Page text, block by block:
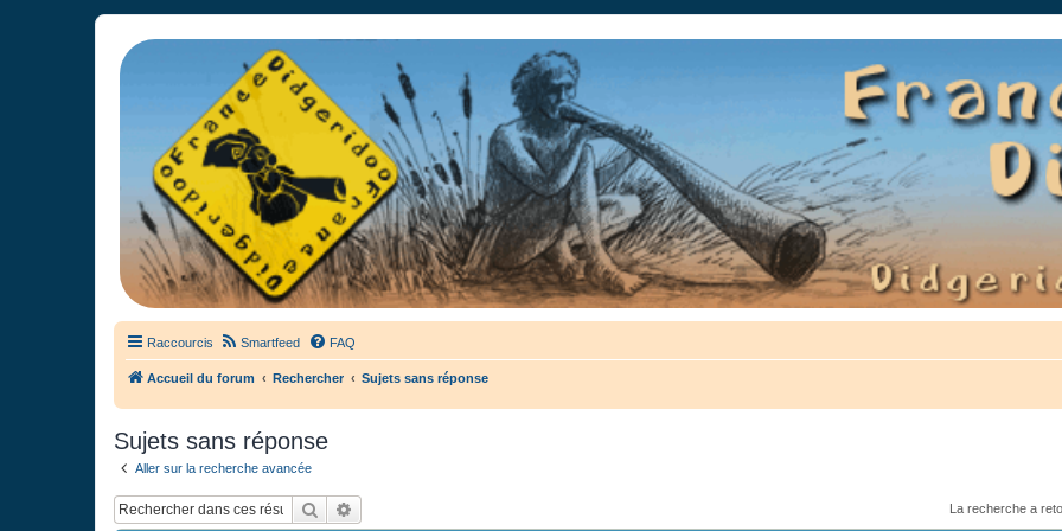
France Didgeridoo
Didgeridoo et Guimbarde sur France Didgeridoo - retrouvez la communauté.
Raccourcis Smartfeed FAQ
Accueil du forum Rechercher Sujets sans réponse
Sujets sans réponse
Aller sur la recherche avancée
Rechercher La recherche a